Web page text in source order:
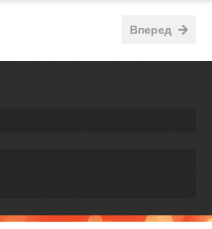
Вперед